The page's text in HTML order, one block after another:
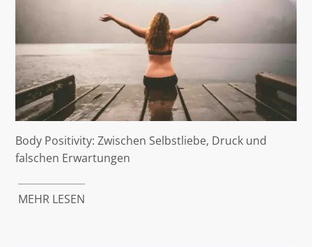
Body Positivity: Zwischen Selbstliebe, Druck und
falschen Erwartungen
MEHR LESEN